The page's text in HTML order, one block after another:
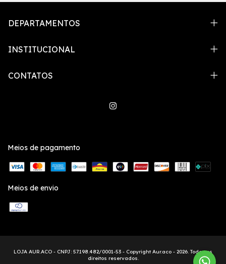
DEPARTAMENTOS
INSTITUCIONAL
CONTATOS
Meios de pagamento
Meios de envio
Copyright Aur.aco - 2026. Todos os
direitos reservados.